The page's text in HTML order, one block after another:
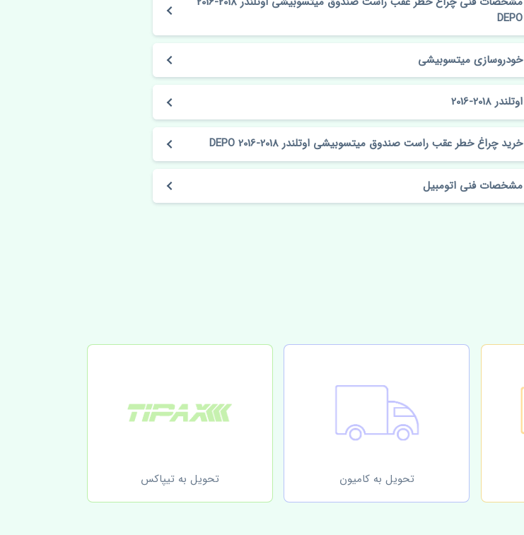
DEPO
خودروسازی میتسوبیشی
اوتلندر 2018-2016
خرید چراغ خطر عقب راست صندوق میتسوبیشی اوتلندر 2018-2016 DEPO
مشخصات فنی اتومبیل
تحویل به کامیون تحویل به تیپاکس